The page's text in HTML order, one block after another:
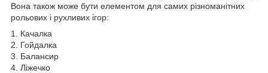
Вона також може бути елементом для самих різноманітних
рольових і рухливих ігор:
1. Качалка
2. Гойдалка
3. Балансир
4. Ліжечко